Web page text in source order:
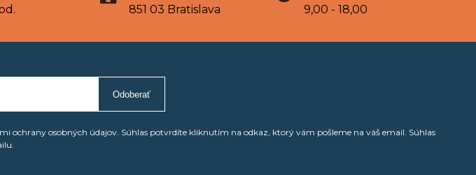
851 03 Bratislava
9,00 - 18,00
Odoberať
ochrany osobných údajov. Súhlas potvrdíte kliknutím na odkaz, ktorý vám pošleme na váš email. Súhlas